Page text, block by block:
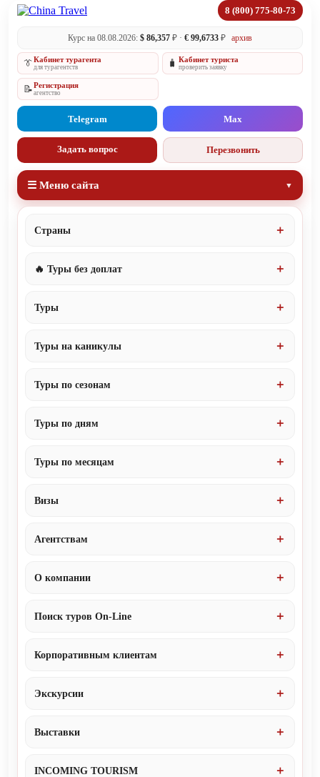
8 (800) 775-80-73
Курс на 08.08.2026: $ 86,357 ₽ · € 99,6733 ₽ архив
👔Кабинет турагента
для турагентств 🧳 Кабинет туриста
проверить заявку
📝Регистрация
агентство
Telegram Max
Задать вопрос Перезвонить
☰ Меню сайта
Страны
🔥 Туры без доплат
Туры
Туры на каникулы
Туры по сезонам
Туры по дням
Туры по месяцам
Визы
Агентствам
О компании
Поиск туров On-Line
Корпоративным клиентам
Экскурсии
Выставки
INCOMING TOURISM